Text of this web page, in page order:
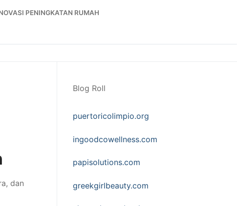
PENINGKATAN RUMAH
dan
Blog Roll
puertoricolimpio.org
ingoodcowellness.com
papisolutions.com
greekgirlbeauty.com